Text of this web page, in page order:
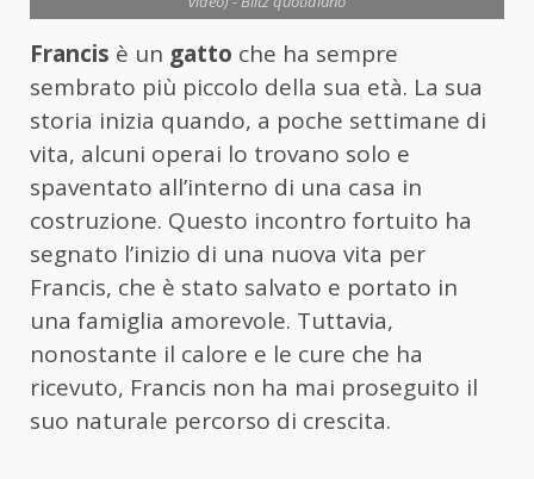
Francis è un gatto che ha sempre
sembrato più piccolo della sua età. La sua
storia inizia quando, a poche settimane di
vita, alcuni operai lo trovano solo e
spaventato all’interno di una casa in
costruzione. Questo incontro fortuito ha
segnato l’inizio di una nuova vita per
Francis, che è stato salvato e portato in
una famiglia amorevole. Tuttavia,
nonostante il calore e le cure che ha
ricevuto, Francis non ha mai proseguito il
suo naturale percorso di crescita.